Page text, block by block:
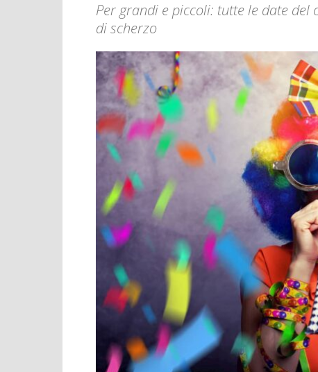
Per grandi e piccoli: tutte le date
di scherzo